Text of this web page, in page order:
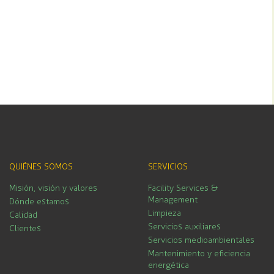
QUIÉNES SOMOS
Misión, visión y valores
Dónde estamos
Calidad
Clientes
SERVICIOS
Facility Services &
Management
Limpieza
Servicios auxiliares
Servicios medioambientales
Mantenimiento y eficiencia
energética